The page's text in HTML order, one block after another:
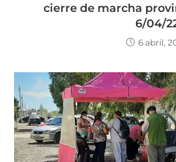
cierre de marcha
6/04/
6 abril,